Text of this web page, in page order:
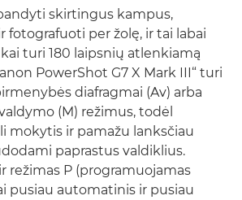
skirtingus kampus,
fotografuoti per žolę, ir tai labai
turi 180 laipsnių atlenkiamą
PowerShot G7 X Mark III“ turi
diafragmai (Av) arba
(M) režimus, todėl
mokytis ir pamažu lanksčiau
paprastus valdiklius.
režimas P (programuojamas
pusiau automatinis ir pusiau